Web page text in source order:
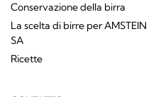
Conservazione della birra
La scelta di birre per AMSTEIN
SA
Ricette